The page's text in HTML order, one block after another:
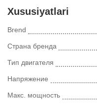
Xususiyatlari
Brend
Страна бренда
Тип двигателя
Напряжение
Макс. мощность